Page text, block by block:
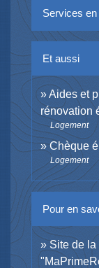
Services
Et aussi
Aides et
rénovation
Logement
Chèque
Logement
Pour en
Site de la